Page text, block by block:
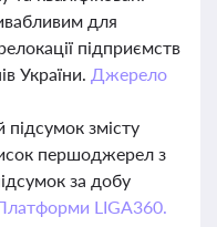
для
підприємств
України. Джерело
змісту
першоджерел з
за добу
Платформи LIGA360.